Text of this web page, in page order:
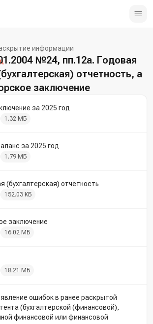
информации
№24, пп.12а. Годовая
отчетность, а
заключение
за 2025 год
1.32 МБ
за 2025 год
1.79 МБ
(бухгалтерская) отчётность
152.03 КБ
заключение
16.02 МБ
18.21 МБ
ошибок в ранее раскрытой
(бухгалтерской (финансовой),
финансовой или финансовой